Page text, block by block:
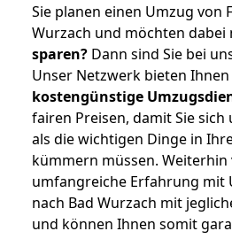
Sie planen einen Umzug von
Wurzach und möchten dabei
sparen? Dann sind Sie bei
Unser Netzwerk bieten Ihnen
kostengünstige
fairen Preisen, damit Sie
als die wichtigen Dinge in
kümmern müssen.
umfangreiche Erfahrung mit
nach Bad Wurzach mit
und können Ihnen somit